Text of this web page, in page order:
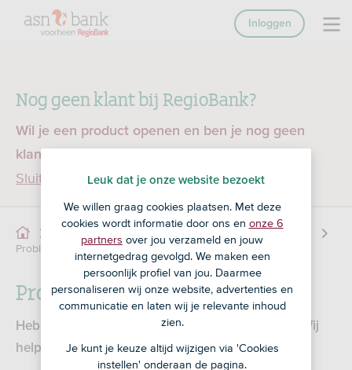
Nog geen klant bij RegioBank?
Wil je een product openen en ben je nog geen
klant bij RegioBank?
Sluiten
Inloggen
Online Bankieren Online bankieren
Problemen met inloggen
Problemen met inloggen
Heb je problemen met inloggen? Wat vervelend. Wij
helpen je graag weer op weg.
Leuk dat je onze website bezoekt
We willen graag cookies plaatsen. Met deze
cookies wordt informatie door ons en onze 6
partners over jou verzameld en jouw
internetgedrag gevolgd. We maken een
persoonlijk profiel van jou. Daarmee
personaliseren wij onze website, advertenties en
communicatie en laten wij je relevante inhoud
zien.
Je kunt je keuze altijd wijzigen via 'Cookies
instellen' onderaan de pagina.